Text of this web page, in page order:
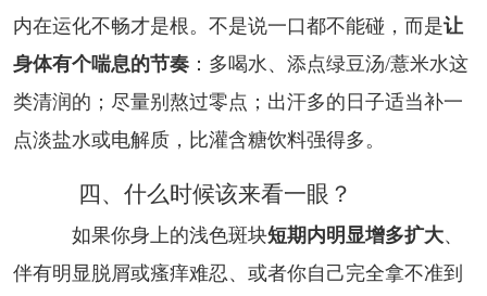
内在运化不畅才是根。不是说一口都不能碰，而是让
身体有个喘息的节奏：多喝水、添点绿豆汤/薏米水这
类清润的；尽量别熬过零点；出汗多的日子适当补一
点淡盐水或电解质，比灌含糖饮料强得多。
四、什么时候该来看一眼？
如果你身上的浅色斑块短期内明显增多扩大、
伴有明显脱屑或瘙痒难忍、或者你自己完全拿不准到